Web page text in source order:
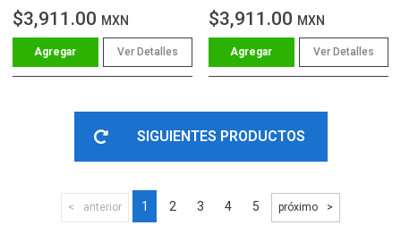
$3,911.00 MXN
Ver Detalles
$3,911.00 MXN
Ver Detalles
SIGUIENTES PRODUCTOS
anterior 1 2 3 4 5 próximo